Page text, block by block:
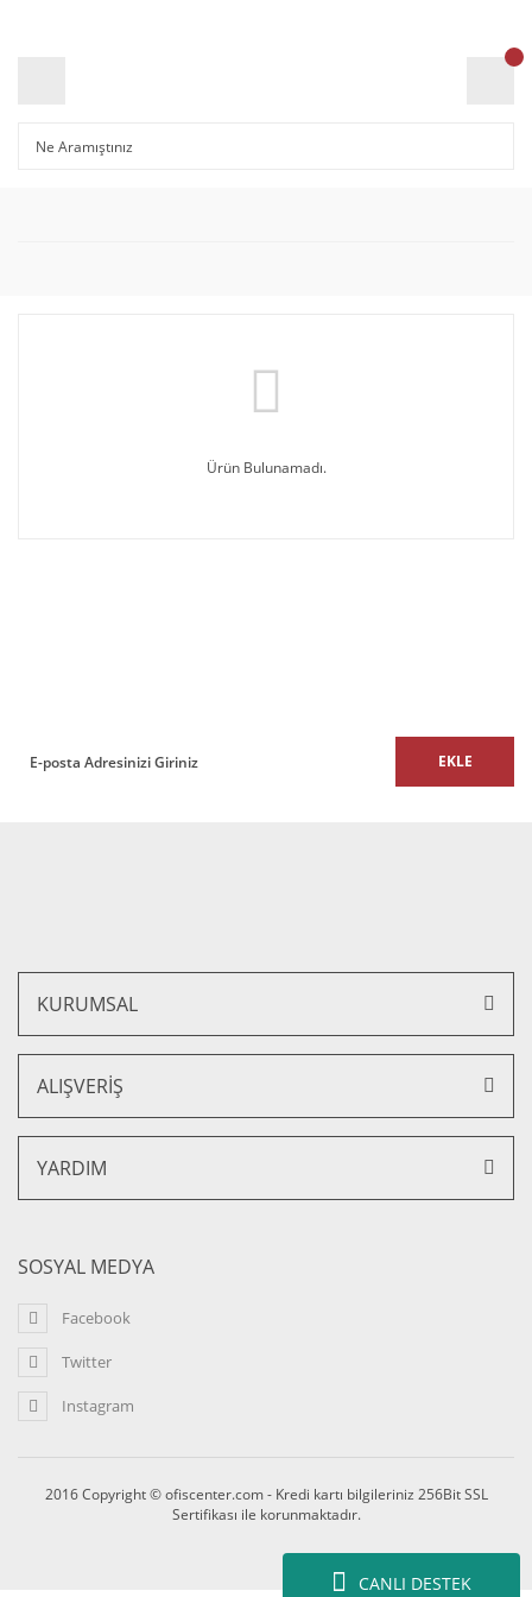
CANLI DESTEK
Ürün Bulunamadı.
EKLE
KURUMSAL
ALIŞVERİŞ
YARDIM
SOSYAL MEDYA
Facebook
Twitter
Instagram
2016 Copyright © ofiscenter.com - Kredi kartı bilgileriniz 256Bit SSL
Sertifikası ile korunmaktadır.